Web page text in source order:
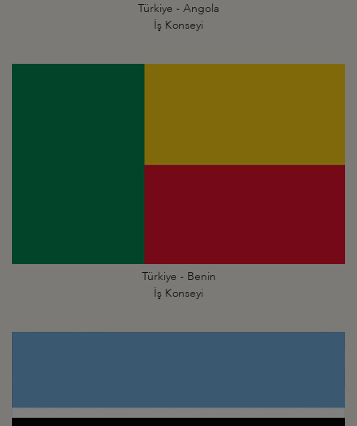
Türkiye - Angola
İş Konseyi
Türkiye - Benin
İş Konseyi